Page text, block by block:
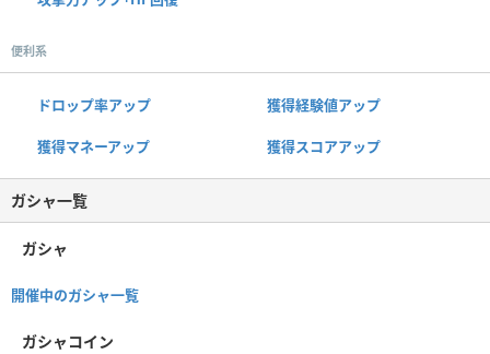
便利系
ドロップ率アップ 獲得経験値アップ
獲得マネーアップ 獲得スコアアップ
ガシャ一覧
ガシャ
開催中のガシャ一覧
ガシャコイン